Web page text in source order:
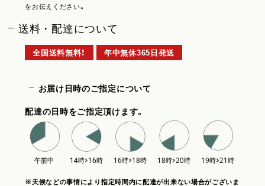
をお伝えください。
送料・配達について
全国送料無料！ 年中無休365日発送
お届け日時のご指定について
配達の日時をご指定頂けます。
※天候などの事情により指定時間内に配達が出来ない場合がございま